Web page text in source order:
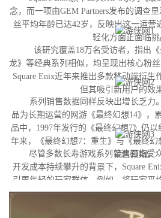
念，而一项由GEM Partners发布的调查
丝平均年龄已达42岁，反映出这一运营
轻化方面正面临挑
该研究覆盖18万名受访者，指出《
龙》等经典系列相似，均呈现出核心粉丝
Square Enix近年来推出多款移动端衍生
但其吸引新用户的效
系列销售数据同样反映出增长乏力
品为长期运营的网游《最终幻想14》，
品中，1997年发行的《最终幻想7》仍
年来，《最终幻想7：重生》与《最终幻
销售预期。
尽管多数长寿游戏系列普遍面临受
开发成本持续攀升的背景下，Square
引更年轻的玩家群体。例如，将玩家平
家的平均水平（约35岁），可能